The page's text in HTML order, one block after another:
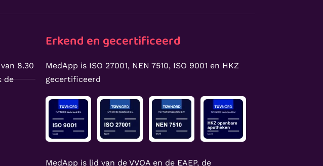
8.30
de
Erkend en gecertificeerd
MedApp is ISO 27001, NEN 7510, ISO 9001 en HKZ
gecertificeerd
MedApp is lid van de VVOA en de EAEP, de